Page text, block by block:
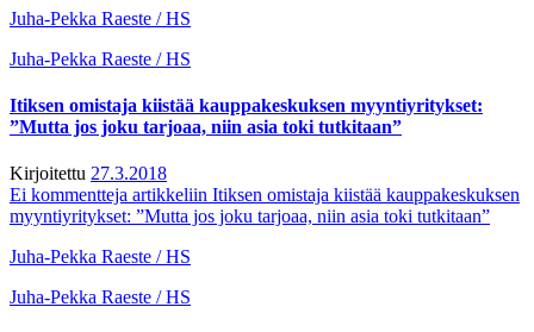
Juha-Pekka Raeste / HS
Juha-Pekka Raeste / HS
Itiksen omistaja kiistää kauppakeskuksen myyntiyritykset:
”Mutta jos joku tarjoaa, niin asia toki tutkitaan”
Kirjoitettu 27.3.2018
Ei kommentteja artikkeliin Itiksen omistaja kiistää kauppakeskuksen
myyntiyritykset: ”Mutta jos joku tarjoaa, niin asia toki tutkitaan”
Juha-Pekka Raeste / HS
Juha-Pekka Raeste / HS